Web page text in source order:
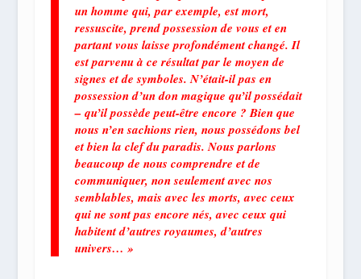
un homme qui, par exemple, est mort,
ressuscite, prend possession de vous et en
partant vous laisse profondément changé. Il
est parvenu à ce résultat par le moyen de
signes et de symboles. N’était-il pas en
possession d’un don magique qu’il possédait
– qu’il possède peut-être encore ? Bien que
nous n’en sachions rien, nous possédons bel
et bien la clef du paradis. Nous parlons
beaucoup de nous comprendre et de
communiquer, non seulement avec nos
semblables, mais avec les morts, avec ceux
qui ne sont pas encore nés, avec ceux qui
habitent d’autres royaumes, d’autres
univers… »